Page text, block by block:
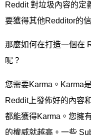
Reddit 對垃圾內容的定
要獲得其他Redditor的信
那麼如何在打造一個在
呢？
您需要Karma。Karma
Reddit上發佈好的內容
都能獲得Karma。您擁
的權威就越高。一些